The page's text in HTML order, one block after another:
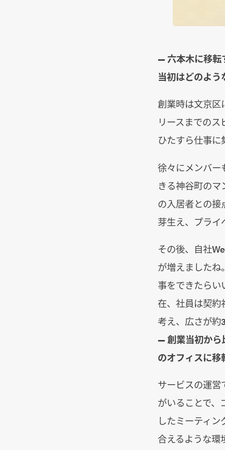
― 六本木に移転
当初はどのよ
創業時は文京区
リースまでの
ひたすら仕事
徐々にメンバー
きる神谷町の
の入居者との接
芽生え、プライ
その後、自社
が増えましたね
事をできたらい
在、社員は契約
考え、広さが約
― 創業当初から
のオフィスに移
サービスの運営
がいることで、
したミーティ
合えるような環